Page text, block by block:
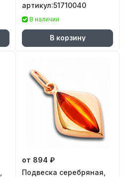
артикул:51710040
В наличии
В корзину
от 894 ₽
Подвеска серебряная,